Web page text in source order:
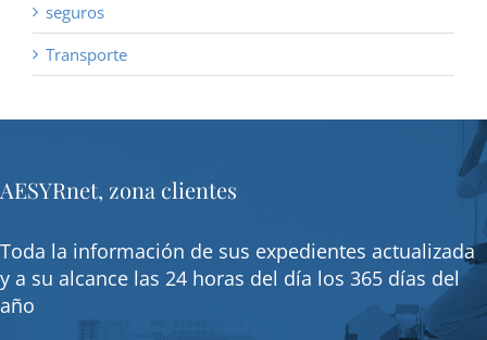
seguros
Transporte
AESYRnet, zona clientes
Toda la información de sus expedientes actualizada
y a su alcance las 24 horas del día los 365 días del
año